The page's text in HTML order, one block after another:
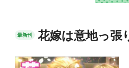
最新刊 花嫁は意地っ張